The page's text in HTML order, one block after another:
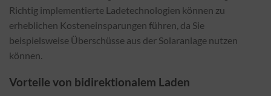
Richtig implementierte Ladetechnologien können zu
erheblichen Kosteneinsparungen führen, da Sie
beispielsweise Überschüsse aus der Solaranlage nutzen
können.
Vorteile von bidirektionalem Laden